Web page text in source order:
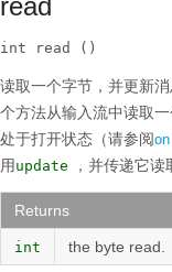
read
int read ()
读取一个字节，并更新
个方法从输入流中读取
处于打开状态（请参阅on
用 update ，并传递它读
Returns
int the byte read.